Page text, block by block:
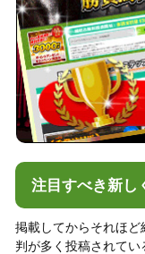
注目すべき新し
掲載してからそれほ
判が多く投稿されて